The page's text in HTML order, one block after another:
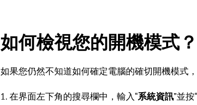
如何檢視您的開機模式？
如果您仍然不知道如何確定電腦的確切開機模式
1. 在界面左下角的搜尋欄中，輸入“系統資訊”並按